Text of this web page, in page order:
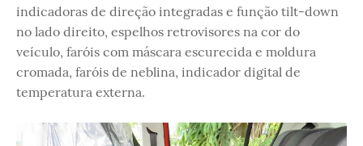
indicadoras de direção integradas e função tilt-down
no lado direito, espelhos retrovisores na cor do
veículo, faróis com máscara escurecida e moldura
cromada, faróis de neblina, indicador digital de
temperatura externa.